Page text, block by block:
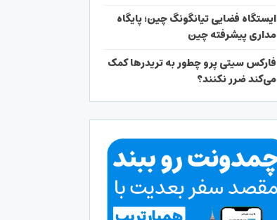
ایستگاه فضایی تیانگونگ چین؛ پایگاه
مداری پیشرفته چین
فارکس سیتی پرو چطور به تریدرها کمک
می‌کند ضرر نکنند؟